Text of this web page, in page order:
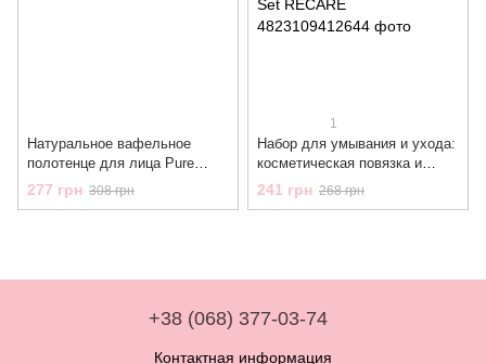
Натуральное вафельное
полотенце для лица Pure
Waffle RECARE
277 грн 308 грн
1
Набор для умывания и ухода:
косметическая повязка и
напульсники Clean & Care
Accessories Set RECARE
241 грн 268 грн
+38 (068) 377-03-74
Контактная информация